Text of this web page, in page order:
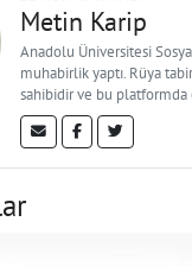
Metin Karip
Anadolu Üniversitesi
muhabirlik yaptı. Rüya
sahibidir ve bu